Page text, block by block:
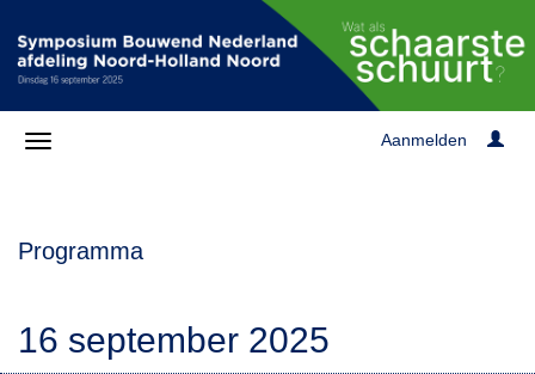
Aanmelden
Programma
16 september 2025